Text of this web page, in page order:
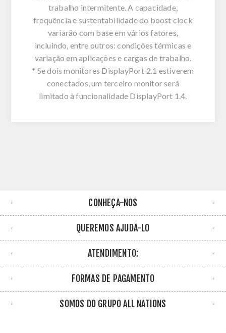
trabalho intermitente. A capacidade,
frequência e sustentabilidade do boost clock
variarão com base em vários fatores,
incluindo, entre outros: condições térmicas e
variação em aplicações e cargas de trabalho.
* Se dois monitores DisplayPort 2.1 estiverem
conectados, um terceiro monitor será
limitado à funcionalidade DisplayPort 1.4.
CONHEÇA-NOS
QUEREMOS AJUDÁ-LO
ATENDIMENTO:
FORMAS DE PAGAMENTO
SOMOS DO GRUPO ALL NATIONS